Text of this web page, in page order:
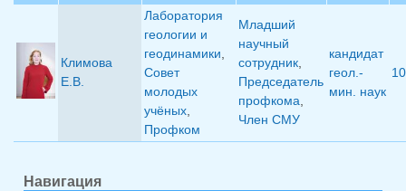
Климова
Е.В.
Лаборатория
геологии и
геодинамики,
Совет
молодых
учёных,
Профком
Младший
научный
сотрудник,
Председатель
профкома,
Член СМУ
кандидат
геол.-
мин. наук
Навигация